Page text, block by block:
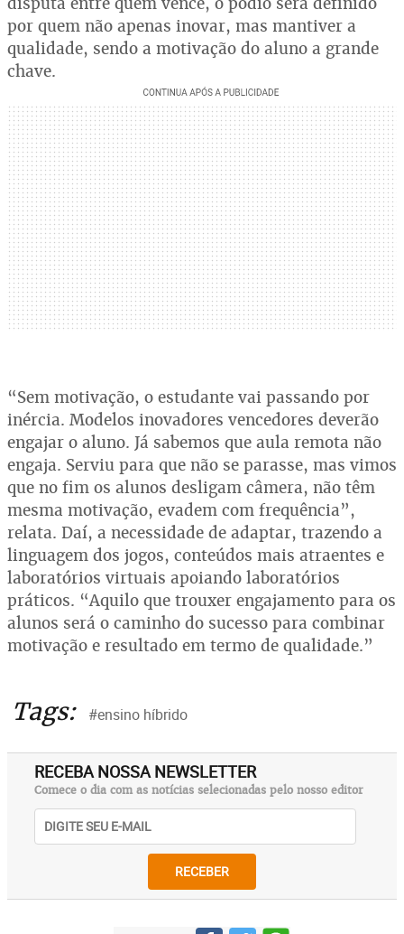
por quem não apenas inovar, mas mantiver a
qualidade, sendo a motivação do aluno a grande
chave.
“Sem motivação, o estudante vai passando por
inércia. Modelos inovadores vencedores deverão
engajar o aluno. Já sabemos que aula remota não
engaja. Serviu para que não se parasse, mas vimos
que no fim os alunos desligam câmera, não têm
mesma motivação, evadem com frequência”,
relata. Daí, a necessidade de adaptar, trazendo a
linguagem dos jogos, conteúdos mais atraentes e
laboratórios virtuais apoiando laboratórios
práticos. “Aquilo que trouxer engajamento para os
alunos será o caminho do sucesso para combinar
motivação e resultado em termo de qualidade.”
Tags: #ensino híbrido
RECEBA NOSSA NEWSLETTER
Comece o dia com as notícias selecionadas pelo nosso editor
RECEBER